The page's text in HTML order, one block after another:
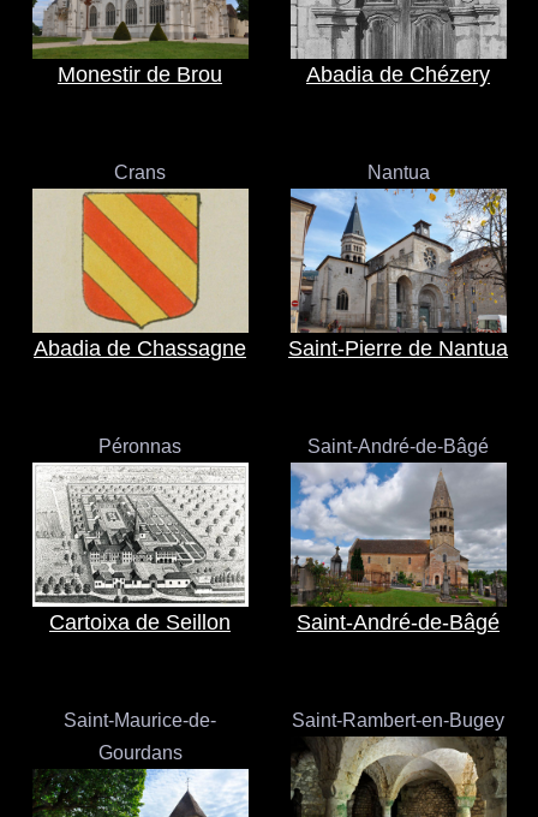
Monestir de Brou Abadia de Chézery
Crans
Abadia de Chassagne
Nantua
Saint-Pierre de Nantua
Péronnas
Cartoixa de Seillon
Saint-André-de-Bâgé
Saint-André-de-Bâgé
Saint-Maurice-de-
Gourdans
Saint-Rambert-en-Bugey